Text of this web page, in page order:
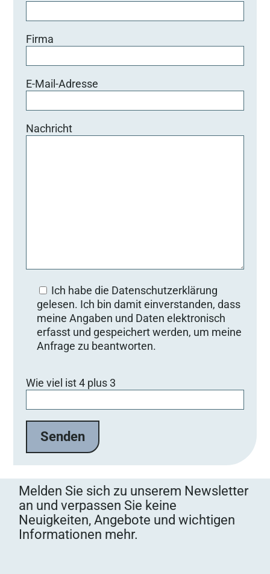
Firma
E-Mail-Adresse
Nachricht
Ich habe die Datenschutzerklärung
gelesen. Ich bin damit einverstanden, dass
meine Angaben und Daten elektronisch
erfasst und gespeichert werden, um meine
Anfrage zu beantworten.
i
t
a
s
s
e
d
i
e
Wie viel ist 4 plus 3
Melden Sie sich zu unserem Newsletter
an und verpassen Sie keine
Neuigkeiten, Angebote und wichtigen
Informationen mehr.